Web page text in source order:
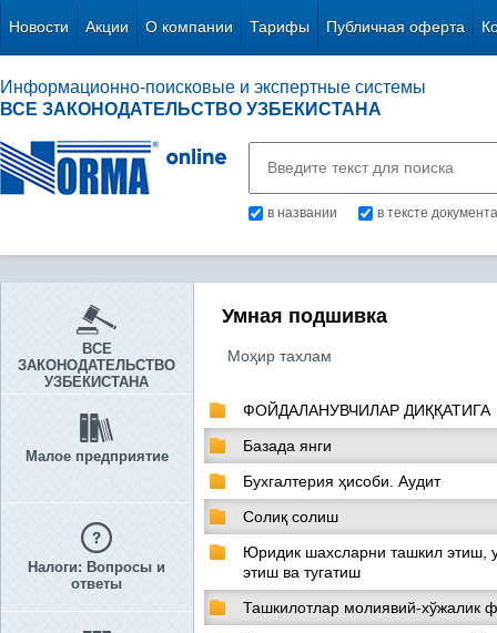
Новости Акции О компании Тарифы Публичная оферта
Информационно-поисковые и экспертные системы
ВСЕ ЗАКОНОДАТЕЛЬСТВО УЗБЕКИСТАНА
в названии в тексте документа
ВСЕ
ЗАКОНОДАТЕЛЬСТВО
УЗБЕКИСТАНА
Малое предприятие
Налоги: Вопросы и
ответы
Умная подшивка
Моҳир тахлам
ФОЙДАЛАНУВЧИЛАР ДИҚҚАТИГА
Базада янги
Бухгалтерия ҳисоби. Аудит
Солиқ солиш
Юридик шахсларни ташкил этиш,
этиш ва тугатиш
Ташкилотлар молиявий-хўжалик